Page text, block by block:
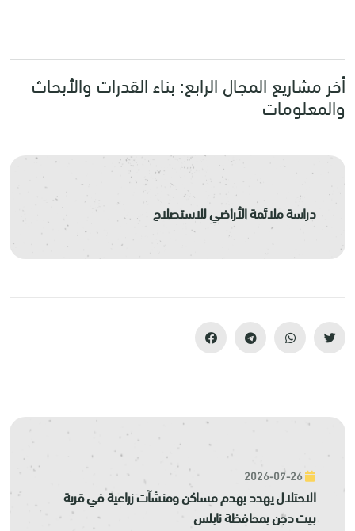
أخر مشاريع المجال الرابع: بناء القدرات والأبحاث
والمعلومات
دراسة ملائمة الأراضي للاستصلاح
الاحتلال يهدد بهدم مساكن ومنشآت زراعية في قرية
بيت دجن بمحافظة نابلس